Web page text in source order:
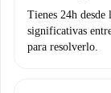
Tienes 24h desde
significativas
para resolverlo.